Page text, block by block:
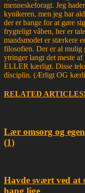
menneskeforagt. Jeg
kynikeren, men jeg har
der er bange for at gøre
frygteligt våben, her er
mandsmodet er stærkere
filosofien. Der er al mulig
ytringer langt det meste
ELLER kærligt. Disse
disciplin. (Ærligt OG
RELATED ARTICLES
Lær omsorg og
(1)
Havde svært ved at
hang lige